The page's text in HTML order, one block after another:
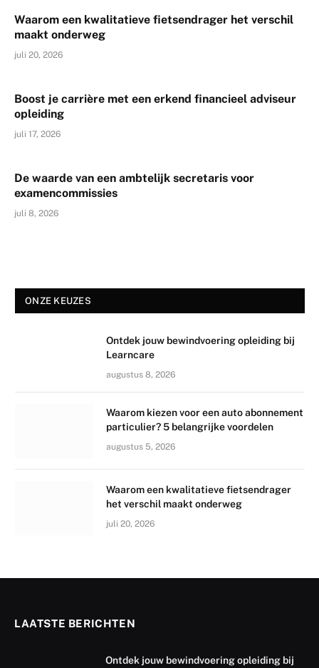
Waarom een kwalitatieve fietsendrager het verschil
maakt onderweg
juli 20, 2026
Boost je carrière met een erkend financieel adviseur
opleiding
juli 17, 2026
De waarde van een ambtelijk secretaris voor
examencommissies
juli 8, 2026
ONZE KEUZES
Ontdek jouw bewindvoering opleiding bij
Learncare
augustus 8, 2026
Waarom kiezen voor een auto abonnement
particulier? 5 belangrijke voordelen
augustus 5, 2026
Waarom een kwalitatieve fietsendrager
het verschil maakt onderweg
juli 20, 2026
LAATSTE BERICHTEN
Ontdek jouw bewindvoering opleiding bij